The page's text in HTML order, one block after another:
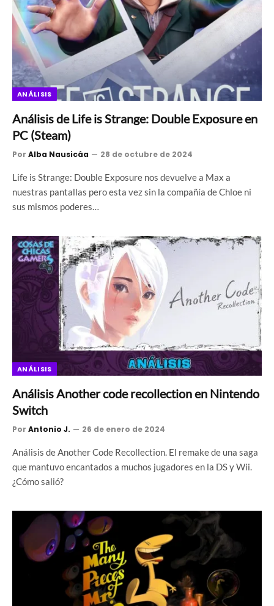
ANÁLISIS
Análisis de Life is Strange: Double Exposure en
PC (Steam)
Por Alba Nausicáa 28 de octubre de 2024
Life is Strange: Double Exposure nos devuelve a Max a
nuestras pantallas pero esta vez sin la compañía de Chloe ni
sus mismos poderes…
ANÁLISIS
Análisis Another code recollection en Nintendo
Switch
Por Antonio J. 26 de enero de 2024
Análisis de Another Code Recollection. El remake de una saga
que mantuvo encantados a muchos jugadores en la DS y Wii.
¿Cómo salió?